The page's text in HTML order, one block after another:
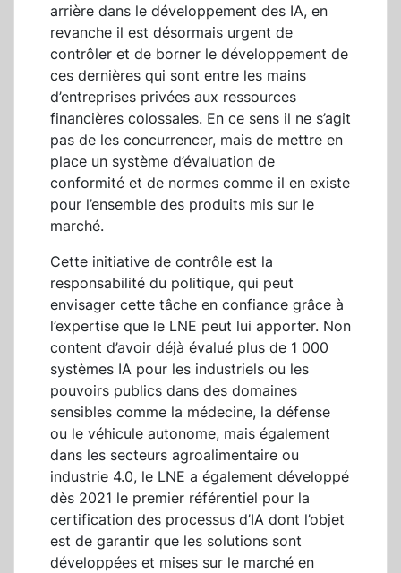
arrière dans le développement des IA, en
revanche il est désormais urgent de
contrôler et de borner le développement de
ces dernières qui sont entre les mains
d’entreprises privées aux ressources
financières colossales. En ce sens il ne s’agit
pas de les concurrencer, mais de mettre en
place un système d’évaluation de
conformité et de normes comme il en existe
pour l’ensemble des produits mis sur le
marché.
Cette initiative de contrôle est la
responsabilité du politique, qui peut
envisager cette tâche en confiance grâce à
l’expertise que le LNE peut lui apporter. Non
content d’avoir déjà évalué plus de 1 000
systèmes IA pour les industriels ou les
pouvoirs publics dans des domaines
sensibles comme la médecine, la défense
ou le véhicule autonome, mais également
dans les secteurs agroalimentaire ou
industrie 4.0, le LNE a également développé
dès 2021 le premier référentiel pour la
certification des processus d’IA dont l’objet
est de garantir que les solutions sont
développées et mises sur le marché en